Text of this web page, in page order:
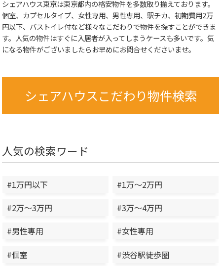
シェアハウス東京は東京都内の格安物件を多数取り揃えております。
個室、カプセルタイプ、女性専用、男性専用、駅チカ、初期費用2万
円以下、バストイレ付など様々なこだわりで物件を探すことができま
す。人気の物件はすぐに入居者が入ってしまうケースも多いです。気
になる物件がございましたらお早めにお問合せくださいませ。
シェアハウスこだわり物件検索
人気の検索ワード
#1万円以下
#1万～2万円
#2万～3万円
#3万～4万円
#男性専用
#女性専用
#個室
#渋谷駅徒歩圏